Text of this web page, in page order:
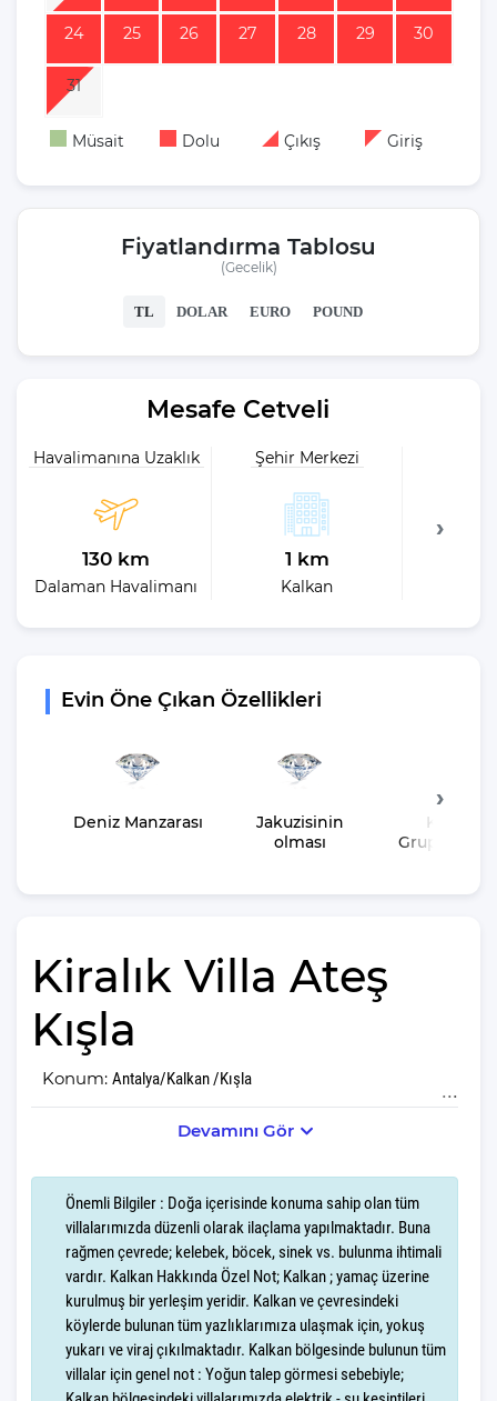
24 25 26 27 28 29 30
31
Müsait Dolu Çıkış Giriş
Fiyatlandırma Tablosu
(Gecelik)
TL DOLAR EURO POUND
Mesafe Cetveli
Havalimanına Uzaklık
130 km
Dalaman Havalimanı
Şehir Merkezi
1 km
Kalkan
Evin Öne Çıkan Özellikleri
Deniz Manzarası
Jakuzisinin
olması
Kalabalık
Gruplara
Kiralık Villa Ateş
Kışla
Konum: Antalya/Kalkan /Kışla
Villa Ateş Kışla, doğanın kalbinde yer alan muhteşem bir tatil
unutulmaz anlar yaşatma amacıyla her detayıyla düşünülmüştür.
Villa Ateş Kışla, Kışla'nın nefes kesen doğası içerisinde yer alır.
Sabahları kuş cıvıltılarıyla uyanacak, gün boyu doğanın taptaze
havasını soluyarak stres ve yorgunluktan arınacaksınız.
Villa Ateş Kışla, 8 kişilik konaklama kapasitesine sahiptir. 4 yatak
odası,5 yatak ve 4 banyosuyla, misafirlerine geniş ve konforlu bir
yaşam alanı sunar. Modern ve şık bir dekorasyonla donatılmış
Devamını Gör
Önemli Bilgiler : Doğa içerisinde konuma sahip olan tüm
villalarımızda düzenli olarak ilaçlama yapılmaktadır. Buna
rağmen çevrede; kelebek, böcek, sinek vs. bulunma ihtimali
vardır. Kalkan Hakkında Özel Not; Kalkan ; yamaç üzerine
kurulmuş bir yerleşim yeridir. Kalkan ve çevresindeki
köylerde bulunan tüm yazlıklarımıza ulaşmak için, yokuş
yukarı ve viraj çıkılmaktadır. Kalkan bölgesinde bulunun tüm
villalar için genel not : Yoğun talep görmesi sebebiyle;